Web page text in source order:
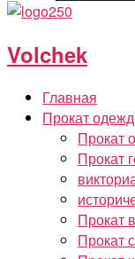
Volchek
Главная
Прокат
Прокат
Прокат
Прокат
Прокат